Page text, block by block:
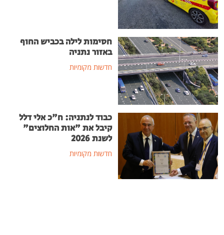
חסימות לילה בכביש החוף
באזור נתניה
חדשות מקומיות
כבוד לנתניה: ח"כ אלי דלל
קיבל את "אות החלוצים"
לשנת 2026
חדשות מקומיות